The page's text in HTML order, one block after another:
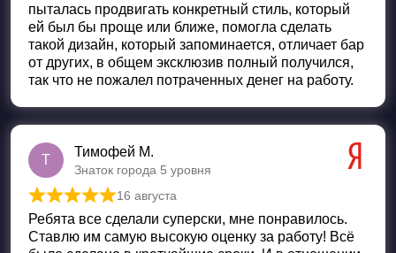
пыталась продвигать конкретный стиль, который
ей был бы проще или ближе, помогла сделать
такой дизайн, который запоминается, отличает бар
от других, в общем эксклюзив полный получился,
так что не пожалел потраченных денег на работу.
Т
Тимофей М.
Знаток города 5 уровня
Оценка5 из 5
16 августа
Ребята все сделали суперски, мне понравилось.
Ставлю им самую высокую оценку за работу! Всё